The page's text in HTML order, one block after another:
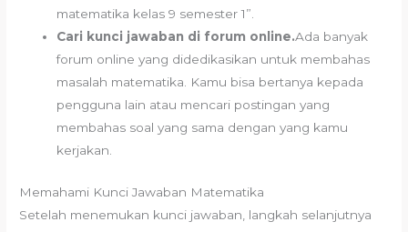
matematika kelas 9 semester 1”.
Cari kunci jawaban di forum online.Ada banyak
forum online yang didedikasikan untuk membahas
masalah matematika. Kamu bisa bertanya kepada
pengguna lain atau mencari postingan yang
membahas soal yang sama dengan yang kamu
kerjakan.
Memahami Kunci Jawaban Matematika
Setelah menemukan kunci jawaban, langkah selanjutnya